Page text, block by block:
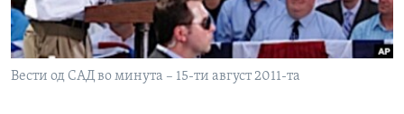
ИНТЕРВЈУА
Јазици
Вести од САД во минута – 15-ти август 2011-та